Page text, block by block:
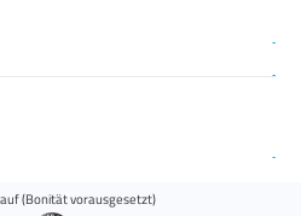
(Bonität vorausgesetzt)